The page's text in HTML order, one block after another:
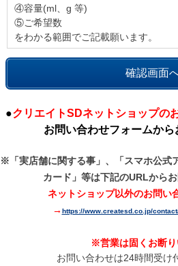
④容量(ml、g 等)
⑤ご希望数
をわかる範囲でご記載願います。
●クリエイトSDネットショップの
お問い合わせフォームから
※「実店舗に関する事」、「スマホ公式
カード」等は下記のURLからお
ネットショップ以外のお問い
→ https://www.createsd.co.jp/
※営業は固くお断り
お問い合わせは24時間受け